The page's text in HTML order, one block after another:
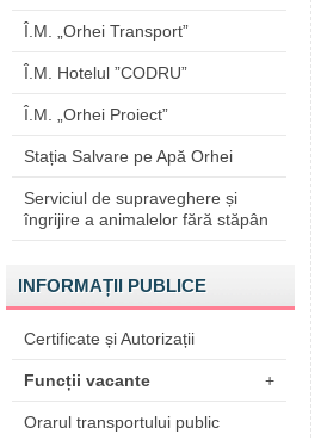
Î.M. „Orhei Transport”
Î.M. Hotelul ”CODRU”
Î.M. „Orhei Proiect”
Stația Salvare pe Apă Orhei
Serviciul de supraveghere și
îngrijire a animalelor fără stăpân
INFORMAȚII PUBLICE
Certificate și Autorizații
Funcții vacante +
Orarul transportului public